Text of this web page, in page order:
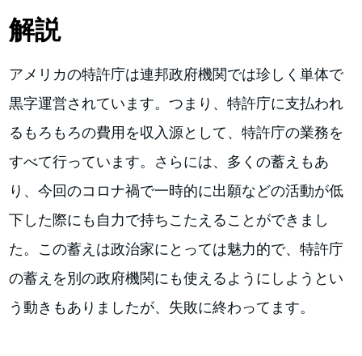
解説
アメリカの特許庁は連邦政府機関では珍しく単体で
黒字運営されています。つまり、特許庁に支払われ
るもろもろの費用を収入源として、特許庁の業務を
すべて行っています。さらには、多くの蓄えもあ
り、今回のコロナ禍で一時的に出願などの活動が低
下した際にも自力で持ちこたえることができまし
た。この蓄えは政治家にとっては魅力的で、特許庁
の蓄えを別の政府機関にも使えるようにしようとい
う動きもありましたが、失敗に終わってます。